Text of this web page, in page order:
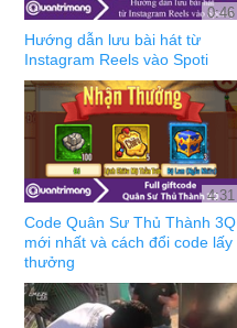
0:46
Hướng dẫn lưu bài hát từ
Instagram Reels vào Spoti
4:31
Code Quân Sư Thủ Thành 3Q
mới nhất và cách đổi code lấy
thưởng